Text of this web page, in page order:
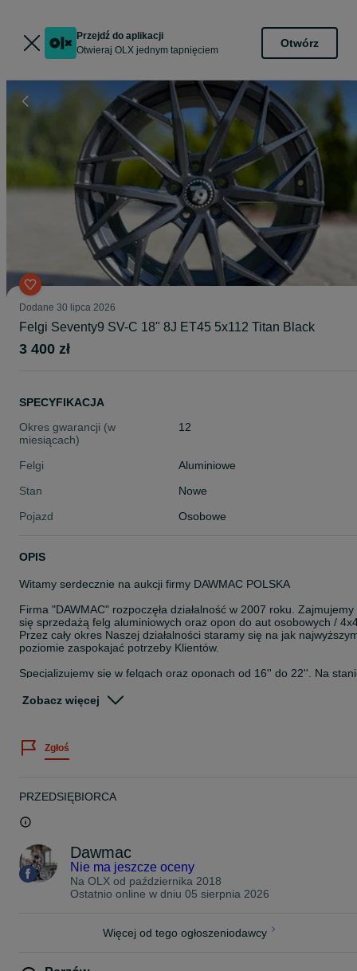
Przejdź do aplikacji
Otwieraj OLX jednym tapnięciem
Otwórz
Dodane 30 lipca 2026
Felgi Seventy9 SV-C 18" 8J ET45 5x112 Titan Black
3 400 zł
SPECYFIKACJA
Okres gwarancji (w
miesiącach)
12
Felgi
Aluminiowe
Stan
Nowe
Pojazd
Osobowe
OPIS
Witamy serdecznie na aukcji firmy DAWMAC POLSKA
Firma "DAWMAC" rozpoczęła działalność w 2007 roku. Zajmujemy
się sprzedażą felg aluminiowych oraz opon do aut osobowych /
Przez cały okres Naszej działalności staramy się na jak
poziomie zaspokajać potrzeby Klientów.
Specjalizujemy się w felgach oraz oponach od 16'' do 22''. Na
przedstawicielem takich Firm jak: ISPIRI, OEMS, VEEMANN,
Zawsze staramy się stanąć na wysokości zadania jeśli chodzi o
pomoc w doborze felg do Państwa auta.
Kolor: Titan Black
Max Load 690 kg
Felgi na magazynie.
Zobacz więcej
Zgłoś
PRZEDSIĘBIORCA
Dawmac
Nie ma jeszcze oceny
Na OLX od października 2018
Ostatnio online w dniu 05 sierpnia 2026
Więcej od tego ogłoszeniodawcy